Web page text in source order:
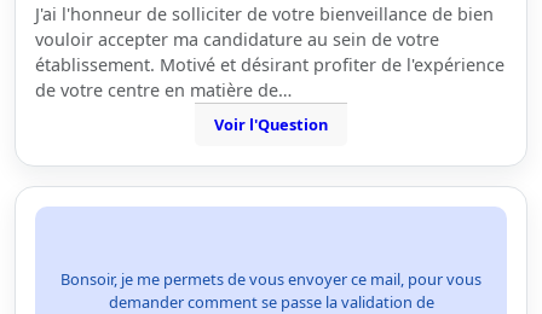
J'ai l'honneur de solliciter de votre bienveillance de bien
vouloir accepter ma candidature au sein de votre
établissement. Motivé et désirant profiter de l'expérience
de votre centre en matière de…
Voir l'Question
Bonsoir, je me permets de vous envoyer ce mail, pour vous
demander comment se passe la validation de